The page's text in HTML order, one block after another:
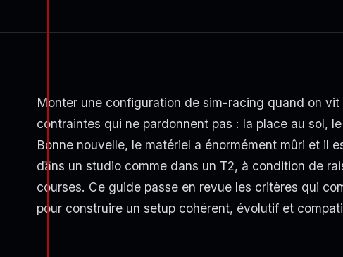
Monter une configuration de sim-racing quand on
contraintes qui ne pardonnent pas : la place au sol,
Bonne nouvelle, le matériel a énormément mûri et il
dans un studio comme dans un T2, à condition de
courses. Ce guide passe en revue les critères qui
pour construire un setup cohérent, évolutif et